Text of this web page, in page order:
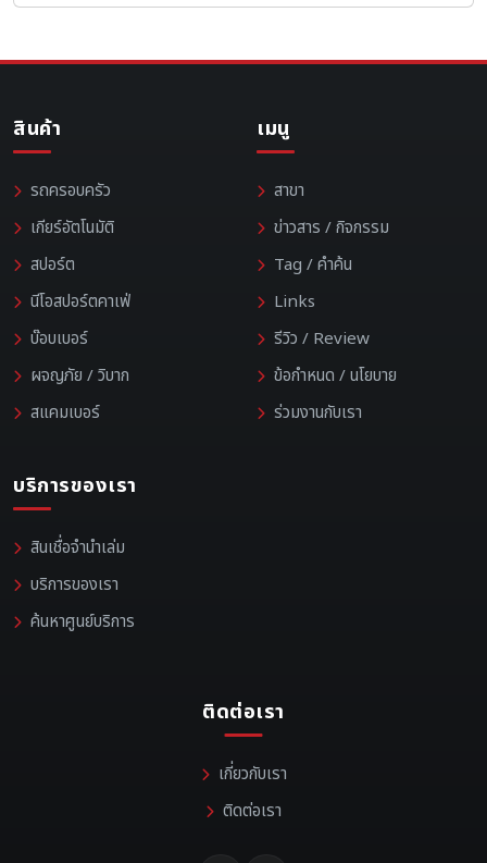
สินค้า
รถครอบครัว
เกียร์อัตโนมัติ
สปอร์ต
นีโอสปอร์ตคาเฟ่
บ๊อบเบอร์
ผจญภัย / วิบาก
สแคมเบอร์
เมนู
สาขา
ข่าวสาร / กิจกรรม
Tag / คำค้น
Links
รีวิว / Review
ข้อกำหนด / นโยบาย
ร่วมงานกับเรา
บริการของเรา
สินเชื่อจำนำเล่ม
บริการของเรา
ค้นหาศูนย์บริการ
ติดต่อเรา
เกี่ยวกับเรา
ติดต่อเรา